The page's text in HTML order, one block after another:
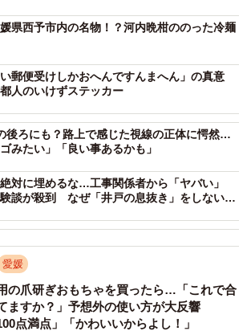
景を写真に収め、X（旧Twitter）で紹介
も驚きの声で溢れかえる結果に。
した笑」
しますね」
コヤツは！！かわいいいいいい」
カシですね...」
する機会は多く、愛媛県内や宇和島市
とがありました。
媛県西予市内の名物！？河内晩柑ののった冷麺
い郵便受けしかおへんですんまへん」の真意
人のいけずステッカー
後ろにも？路上で感じた視線の正体に愕然…
ゴみたい」「良い事あるかも」
絶対に埋めるな…工事関係者から「ヤバい」
験談が殺到 なぜ「井戸の息抜き」をしないと
愛媛
の爪研ぎおもちゃを買ったら…「これで合
ますか？」予想外の使い方が大反響
点満点」「かわいいからよし！」